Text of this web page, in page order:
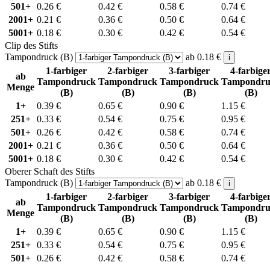
501+
0.26 € 0.42 € 0.58 € 0.74 €
2001+ 0.21 € 0.36 € 0.50 € 0.64 €
5001+ 0.18 € 0.30 € 0.42 € 0.54 €
Clip des Stifts
Tampondruck (B)
ab 0.18 € i
ab
Menge
1-farbiger
Tampondruck
(B)
2-farbiger
Tampondruck
(B)
3-farbiger
Tampondruck
(B)
4-
(B)
1+
0.39 € 0.65 € 0.90 € 1.15 €
251+
0.33 € 0.54 € 0.75 € 0.95 €
501+
0.26 € 0.42 € 0.58 € 0.74 €
2001+ 0.21 € 0.36 € 0.50 € 0.64 €
5001+ 0.18 € 0.30 € 0.42 € 0.54 €
Oberer Schaft des Stifts
Tampondruck (B)
ab 0.18 € i
ab
Menge
1-farbiger
Tampondruck
(B)
2-farbiger
Tampondruck
(B)
3-farbiger
Tampondruck
(B)
4-
(B)
1+
0.39 € 0.65 € 0.90 € 1.15 €
251+
0.33 € 0.54 € 0.75 € 0.95 €
501+
0.26 € 0.42 € 0.58 € 0.74 €